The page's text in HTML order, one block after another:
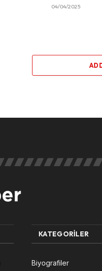
04/04/2025
KATEGORILER
Biyografiler